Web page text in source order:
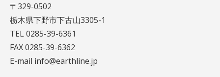
〒329-0502
栃木県下野市下古山3305-1
TEL 0285-39-6361
FAX 0285-39-6362
E-mail info@earthline.jp